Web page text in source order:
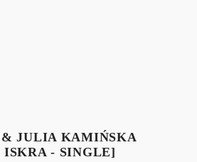
& JULIA KAMIŃSKA
- SINGLE]